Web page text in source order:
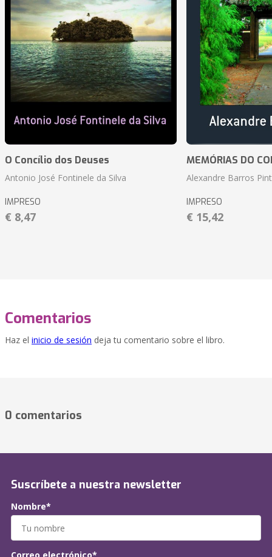
O Concílio dos Deuses
Antonio José Fontinele da Silva
IMPRESO
€ 8,47
MEMÓRIAS DO
Alexandre Barros
IMPRESO
€ 15,42
Comentarios
Haz el inicio de sesión deja tu comentario sobre el libro.
0 comentarios
Suscríbete a nuestra newsletter
Nombre*